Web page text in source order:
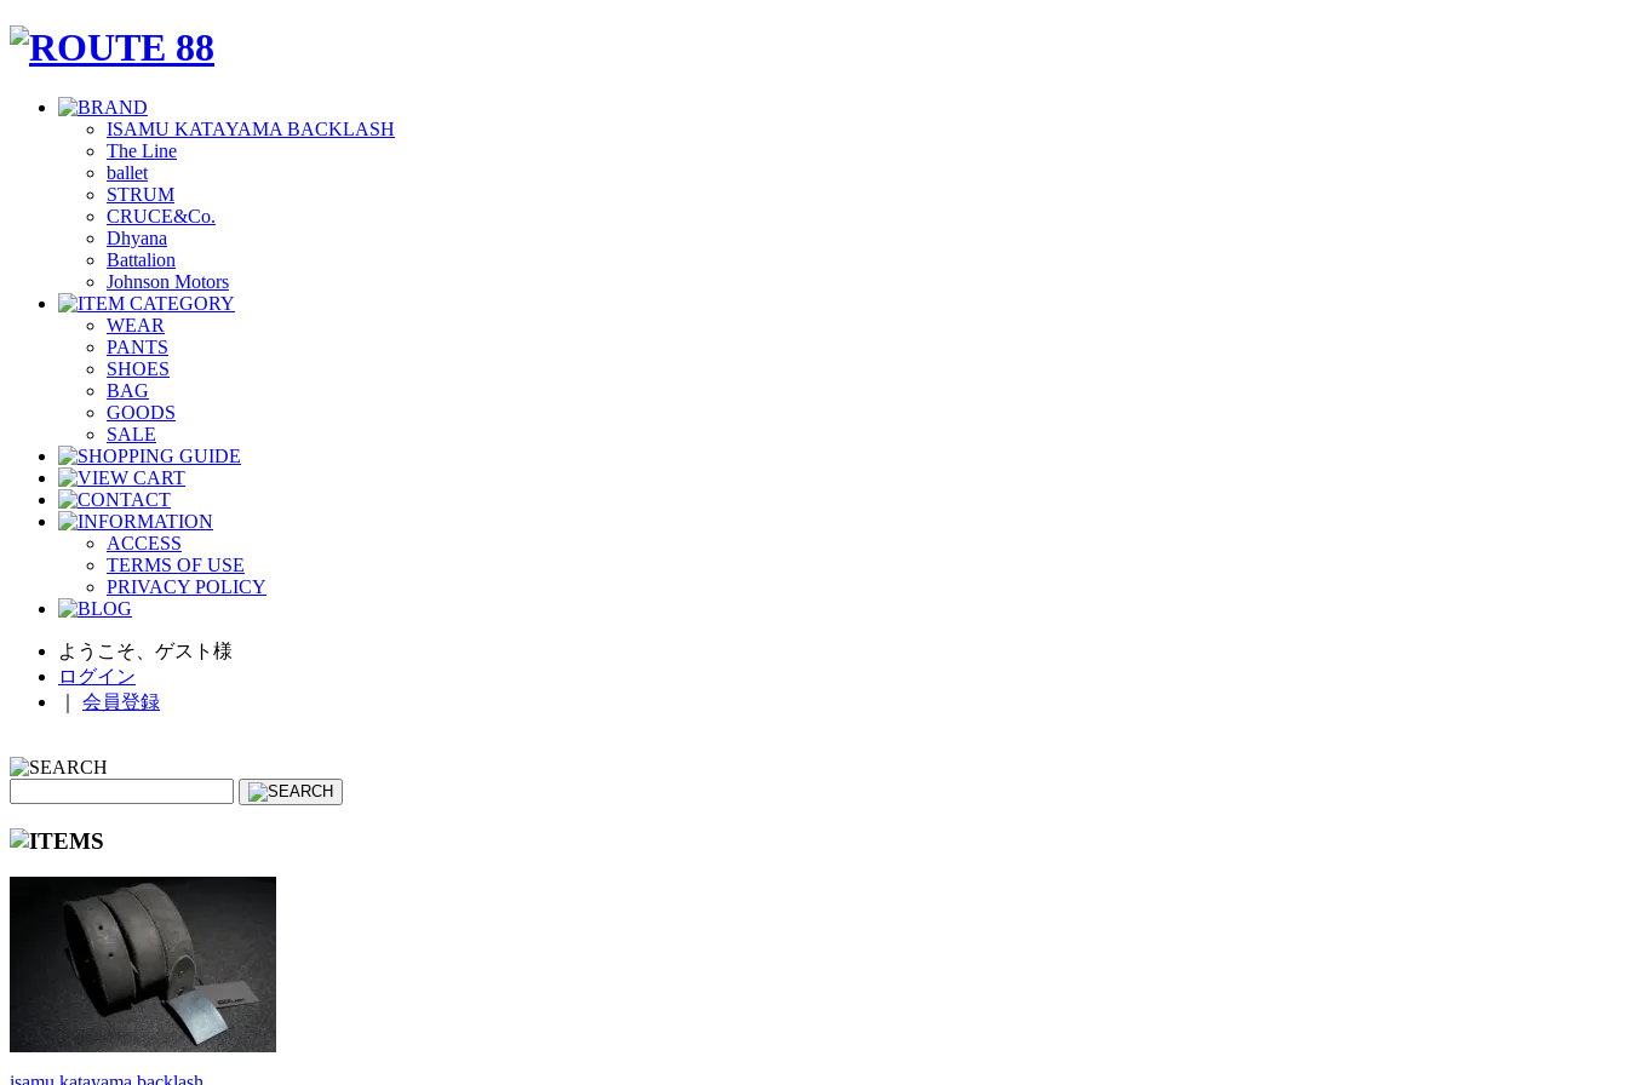
ISAMU KATAYAMA BACKLASH
The Line
ballet
STRUM
CRUCE&Co.
Dhyana
Battalion
Johnson Motors
WEAR
PANTS
SHOES
BAG
GOODS
SALE
ACCESS
TERMS OF USE
PRIVACY POLICY
ようこそ、ゲスト様
ログイン
会員登録